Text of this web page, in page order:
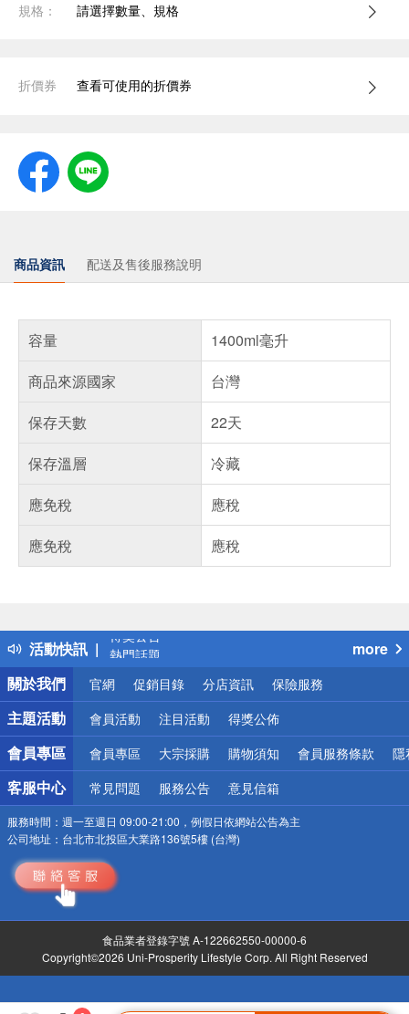
規格： 請選擇數量、規格
折價券 查看可使用的折價券
商品資訊 配送及售後服務說明
容量
1400ml毫升
商品來源國家
台灣
保存天數
22天
保存溫層
冷藏
應免稅
應稅
應免稅
應稅
活動快訊
得獎公告
熱門話題
銀行優惠
偏遠地區配送
詐騙網頁！請小心！
more
關於我們
官網 促銷目錄 分店資訊 保險服務
主題活動 會員活動 注目活動 得獎公佈
會員專區 會員專區 大宗採購 購物須知 會員服務條款 隱
客服中心 常見問題 服務公告 意見信箱
服務時間： 週一至週日 09:00-21:00，例假日依網站公告為主
公司地址： 台北市北投區大業路136號5樓 (台灣)
食品業者登錄字號 A-122662550-00000-6
Copyright©2026 Uni-Prosperity Lifestyle Corp. All Right Reserved